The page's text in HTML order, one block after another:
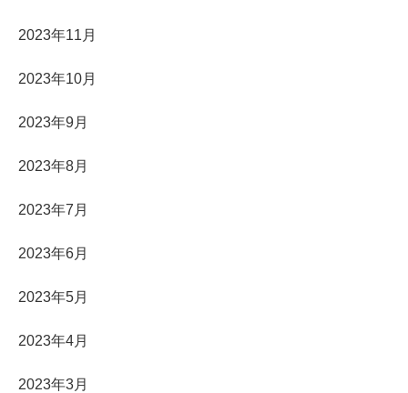
2023年11月
2023年10月
2023年9月
2023年8月
2023年7月
2023年6月
2023年5月
2023年4月
2023年3月